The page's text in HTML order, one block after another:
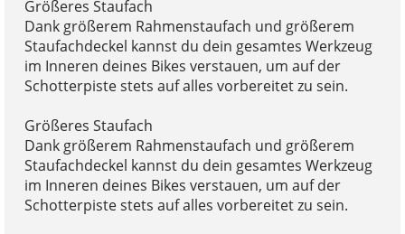
Größeres Staufach
Dank größerem Rahmenstaufach und größerem
Staufachdeckel kannst du dein gesamtes Werkzeug
im Inneren deines Bikes verstauen, um auf der
Schotterpiste stets auf alles vorbereitet zu sein.
Größeres Staufach
Dank größerem Rahmenstaufach und größerem
Staufachdeckel kannst du dein gesamtes Werkzeug
im Inneren deines Bikes verstauen, um auf der
Schotterpiste stets auf alles vorbereitet zu sein.